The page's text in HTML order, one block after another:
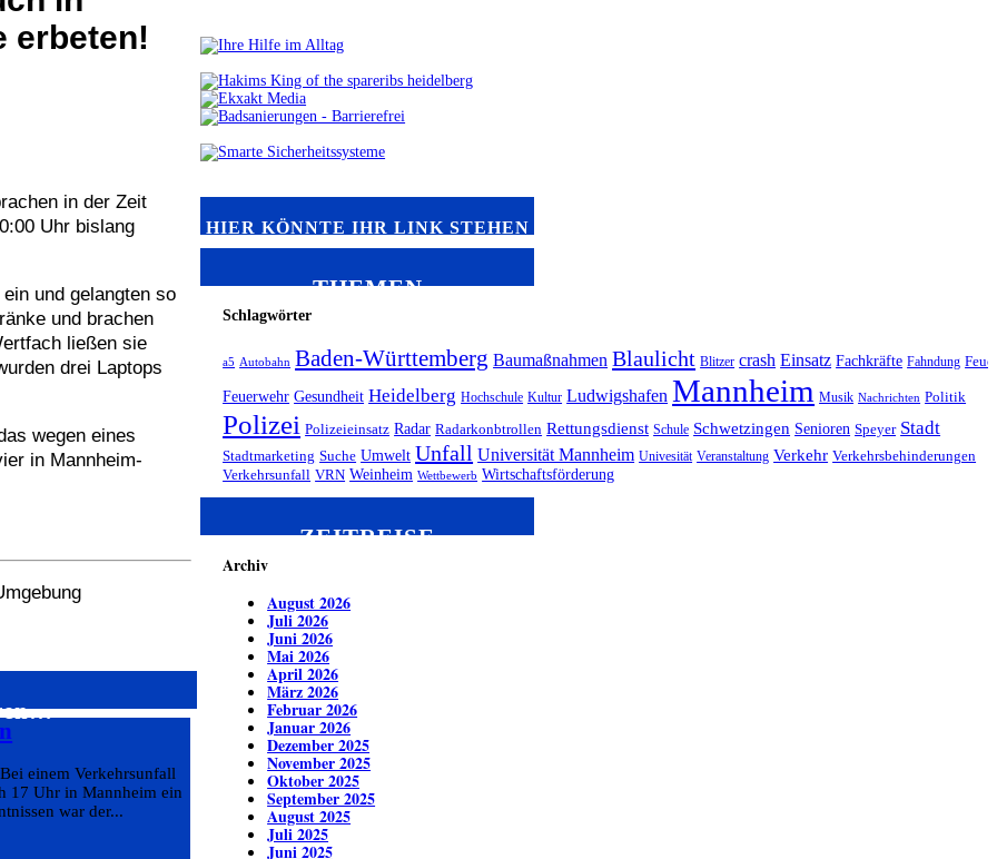
erbeten!
in der Zeit
Uhr bislang
und gelangten so
und brachen
ließen sie
drei Laptops
wegen eines
in Mannheim-
einem Verkehrsunfall
17 Uhr in Mannheim ein
war der...
HIER KÖNNTE IHR LINK STEHEN
THEMEN
Schlagwörter
a5 Autobahn Baden-Württemberg Baumaßnahmen Blaulicht Blitzer crash Einsatz Fachkräfte Fahndung
Feuerwehr Gesundheit Heidelberg Hochschule Kultur Ludwigshafen Mannheim Musik Nachrichten Politik
Polizei Polizeieinsatz Radar Radarkonbtrollen Rettungsdienst Schule Schwetzingen Senioren Speyer Stadt
Stadtmarketing Suche Umwelt Unfall Universität Mannheim Univesität Veranstaltung Verkehr Verkehrsbehinderungen
Verkehrsunfall VRN Weinheim Wettbewerb Wirtschaftsförderung
ZEITREISE
Archiv
August 2026
Juli 2026
Juni 2026
Mai 2026
April 2026
März 2026
Februar 2026
Januar 2026
Dezember 2025
November 2025
Oktober 2025
September 2025
August 2025
Juli 2025
Juni 2025